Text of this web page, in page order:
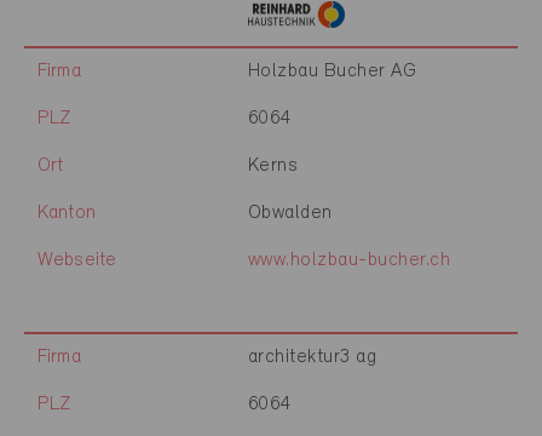
Firma Holzbau Bucher AG
PLZ 6064
Ort Kerns
Kanton Obwalden
Webseite www.holzbau-bucher.ch
Firma architektur3 ag
PLZ 6064